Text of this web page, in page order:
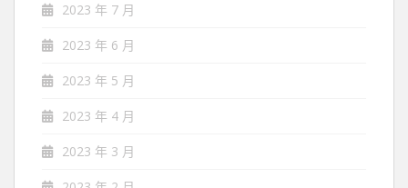
2023 年 7 月
2023 年 6 月
2023 年 5 月
2023 年 4 月
2023 年 3 月